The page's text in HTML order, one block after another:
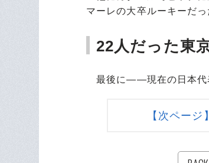
マーレの大卒ルーキーだ
22人だった東
最後に――現在の日本代
【次ペー